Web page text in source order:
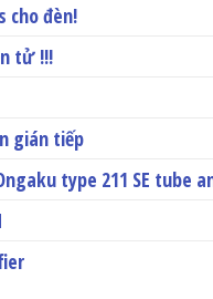
cho đèn!
tử !!!
gián tiếp
type 211 SE tube